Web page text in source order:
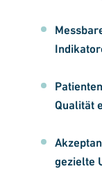
Qualität
gezielte